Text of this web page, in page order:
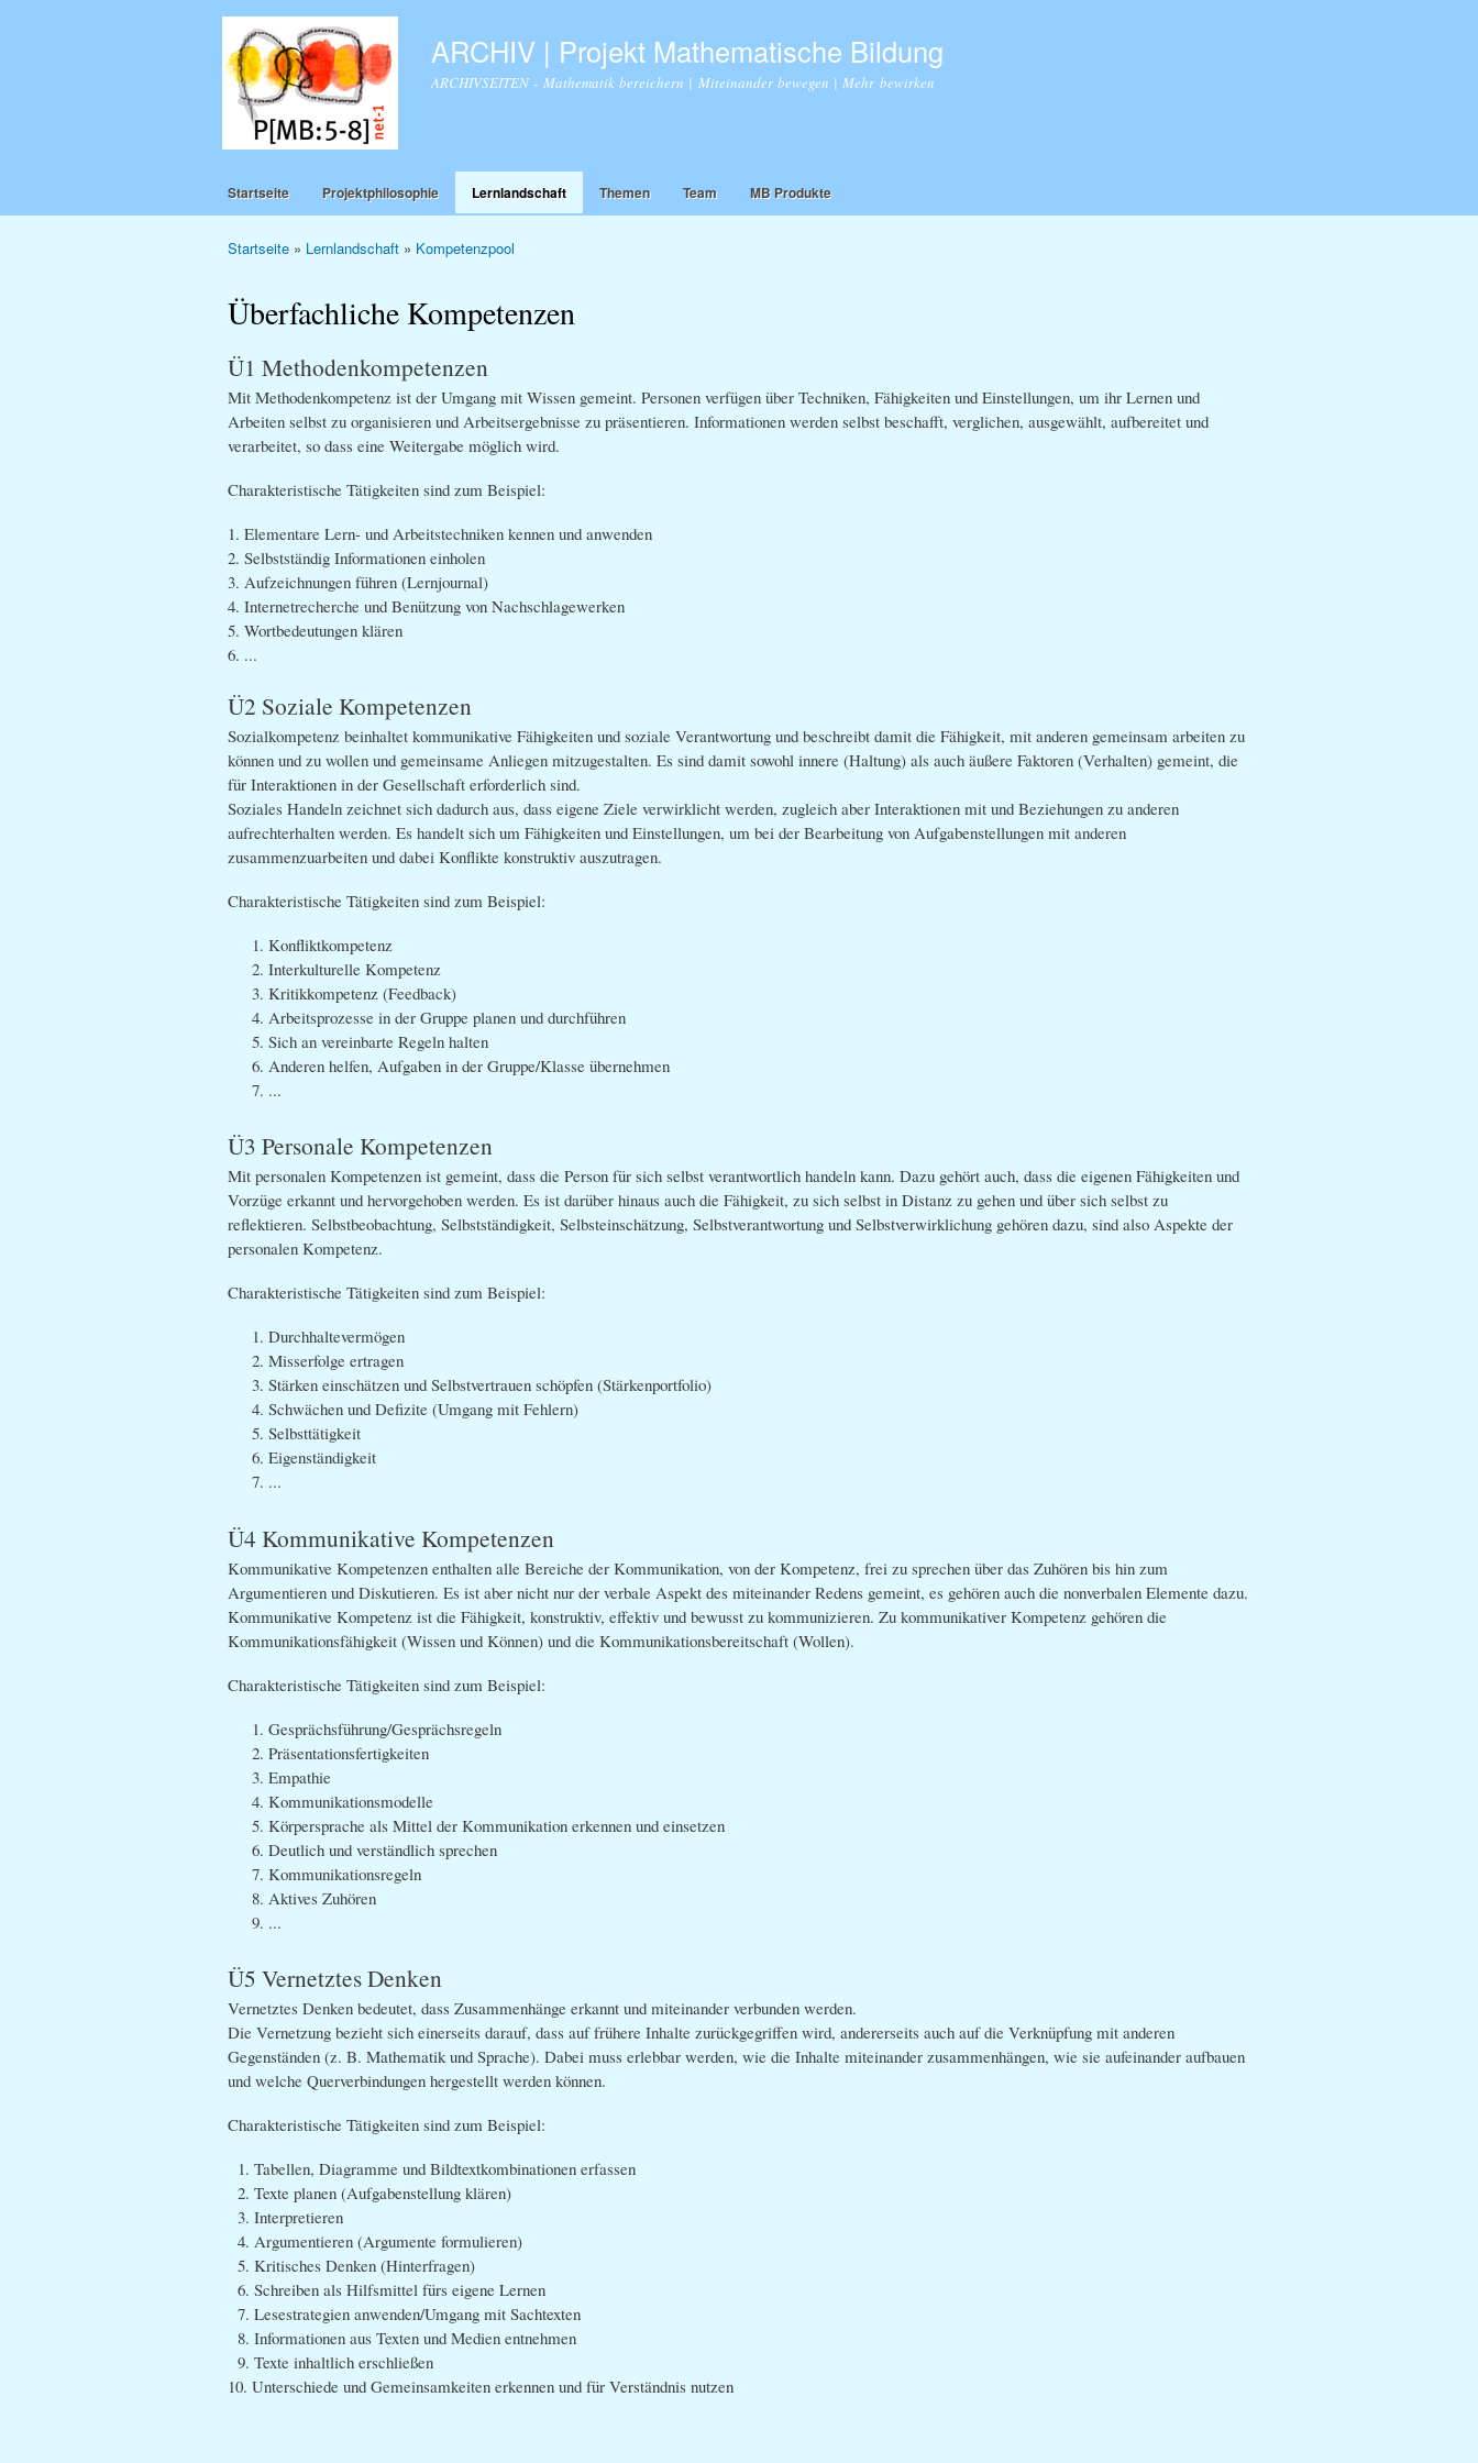
zum
Inhalt
ARCHIV | Projekt Mathematische Bildung
ARCHIVSEITEN - Mathematik bereichern | Miteinander bewegen | Mehr bewirken
Startseite Projektphilosophie Lernlandschaft Themen Team MB Produkte
Startseite » Lernlandschaft » Kompetenzpool
Überfachliche Kompetenzen
Ü1 Methodenkompetenzen
Mit Methodenkompetenz ist der Umgang mit Wissen gemeint. Personen verfügen über Techniken, Fähigkeiten und Einstellungen, um ihr Lernen und
Arbeiten selbst zu organisieren und Arbeitsergebnisse zu präsentieren. Informationen werden selbst beschafft, verglichen, ausgewählt, aufbereitet und
verarbeitet, so dass eine Weitergabe möglich wird.
Charakteristische Tätigkeiten sind zum Beispiel:
1. Elementare Lern- und Arbeitstechniken kennen und anwenden
2. Selbstständig Informationen einholen
3. Aufzeichnungen führen (Lernjournal)
4. Internetrecherche und Benützung von Nachschlagewerken
5. Wortbedeutungen klären
6. ...
Ü2 Soziale Kompetenzen
Sozialkompetenz beinhaltet kommunikative Fähigkeiten und soziale Verantwortung und beschreibt damit die Fähigkeit, mit anderen gemeinsam arbeiten zu
können und zu wollen und gemeinsame Anliegen mitzugestalten. Es sind damit sowohl innere (Haltung) als auch äußere Faktoren (Verhalten) gemeint, die
für Interaktionen in der Gesellschaft erforderlich sind.
Soziales Handeln zeichnet sich dadurch aus, dass eigene Ziele verwirklicht werden, zugleich aber Interaktionen mit und Beziehungen zu anderen
aufrechterhalten werden. Es handelt sich um Fähigkeiten und Einstellungen, um bei der Bearbeitung von Aufgabenstellungen mit anderen
zusammenzuarbeiten und dabei Konflikte konstruktiv auszutragen.
Charakteristische Tätigkeiten sind zum Beispiel:
Konfliktkompetenz
Interkulturelle Kompetenz
Kritikkompetenz (Feedback)
Arbeitsprozesse in der Gruppe planen und durchführen
Sich an vereinbarte Regeln halten
Anderen helfen, Aufgaben in der Gruppe/Klasse übernehmen
...
Ü3 Personale Kompetenzen
Mit personalen Kompetenzen ist gemeint, dass die Person für sich selbst verantwortlich handeln kann. Dazu gehört auch, dass die eigenen Fähigkeiten und
Vorzüge erkannt und hervorgehoben werden. Es ist darüber hinaus auch die Fähigkeit, zu sich selbst in Distanz zu gehen und über sich selbst zu
reflektieren. Selbstbeobachtung, Selbstständigkeit, Selbsteinschätzung, Selbstverantwortung und Selbstverwirklichung gehören dazu, sind also Aspekte der
personalen Kompetenz.
Charakteristische Tätigkeiten sind zum Beispiel:
Durchhaltevermögen
Misserfolge ertragen
Stärken einschätzen und Selbstvertrauen schöpfen (Stärkenportfolio)
Schwächen und Defizite (Umgang mit Fehlern)
Selbsttätigkeit
Eigenständigkeit
...
Ü4 Kommunikative Kompetenzen
Kommunikative Kompetenzen enthalten alle Bereiche der Kommunikation, von der Kompetenz, frei zu sprechen über das Zuhören bis hin zum
Argumentieren und Diskutieren. Es ist aber nicht nur der verbale Aspekt des miteinander Redens gemeint, es gehören auch die nonverbalen Elemente dazu.
Kommunikative Kompetenz ist die Fähigkeit, konstruktiv, effektiv und bewusst zu kommunizieren. Zu kommunikativer Kompetenz gehören die
Kommunikationsfähigkeit (Wissen und Können) und die Kommunikationsbereitschaft (Wollen).
Charakteristische Tätigkeiten sind zum Beispiel:
Gesprächsführung/Gesprächsregeln
Präsentationsfertigkeiten
Empathie
Kommunikationsmodelle
Körpersprache als Mittel der Kommunikation erkennen und einsetzen
Deutlich und verständlich sprechen
Kommunikationsregeln
Aktives Zuhören
...
Ü5 Vernetztes Denken
Vernetztes Denken bedeutet, dass Zusammenhänge erkannt und miteinander verbunden werden.
Die Vernetzung bezieht sich einerseits darauf, dass auf frühere Inhalte zurückgegriffen wird, andererseits auch auf die Verknüpfung mit anderen
Gegenständen (z. B. Mathematik und Sprache). Dabei muss erlebbar werden, wie die Inhalte miteinander zusammenhängen, wie sie aufeinander aufbauen
und welche Querverbindungen hergestellt werden können.
Charakteristische Tätigkeiten sind zum Beispiel:
1. Tabellen, Diagramme und Bildtextkombinationen erfassen
2. Texte planen (Aufgabenstellung klären)
3. Interpretieren
4. Argumentieren (Argumente formulieren)
5. Kritisches Denken (Hinterfragen)
6. Schreiben als Hilfsmittel fürs eigene Lernen
7. Lesestrategien anwenden/Umgang mit Sachtexten
8. Informationen aus Texten und Medien entnehmen
9. Texte inhaltlich erschließen
10. Unterschiede und Gemeinsamkeiten erkennen und für Verständnis nutzen